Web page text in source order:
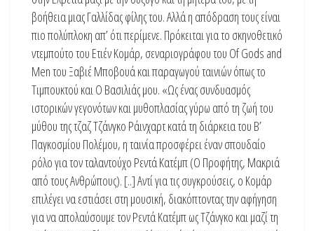
βοήθεια μιας Γαλλίδας φίλης του. Αλλά η απόδραση τους είναι
πιο πολύπλοκη απ’ ότι περίμενε. Πρόκειται για το σκηνοθετικό
ντεμπούτο του Ετιέν Κομάρ, σεναριογράφου του Of Gods and
Men του Ξαβιέ Μποβουά και παραγωγού ταινιών όπως το
Τιμπουκτού και Ο Βασιλιάς μου. «Ως ένας συνδυασμός
ιστορικών γεγονότων και μυθοπλασίας γύρω από τη ζωή του
μύθου της τζαζ Τζάνγκο Ράινχαρτ κατά τη διάρκεια του Β’
Παγκοσμίου Πολέμου, η ταινία προσφέρει έναν σπουδαίο
ρόλο για τον ταλαντούχο Ρεντά Κατέμπ (Ο Προφήτης, Μακριά
από τους Ανθρώπους). [..] Αντί για τις συγκρούσεις, ο Κομάρ
επιλέγει να εστιάσει στη μουσική, διακόπτοντας την αφήγηση
για να απολαύσουμε τον Ρεντά Κατέμπ ως Τζάνγκο και μαζί τη